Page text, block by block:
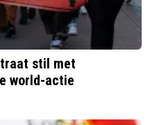
stil met
world-actie